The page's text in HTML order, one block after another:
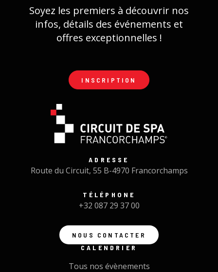
Soyez les premiers à découvrir nos
infos, détails des événements et
offres exceptionnelles !
INSCRIPTION
ADRESSE
Route du Circuit, 55 B-4970 Francorchamps
TÉLÉPHONE
+32 087 29 37 00
NOUS CONTACTER
CALENDRIER
Tous nos évènements